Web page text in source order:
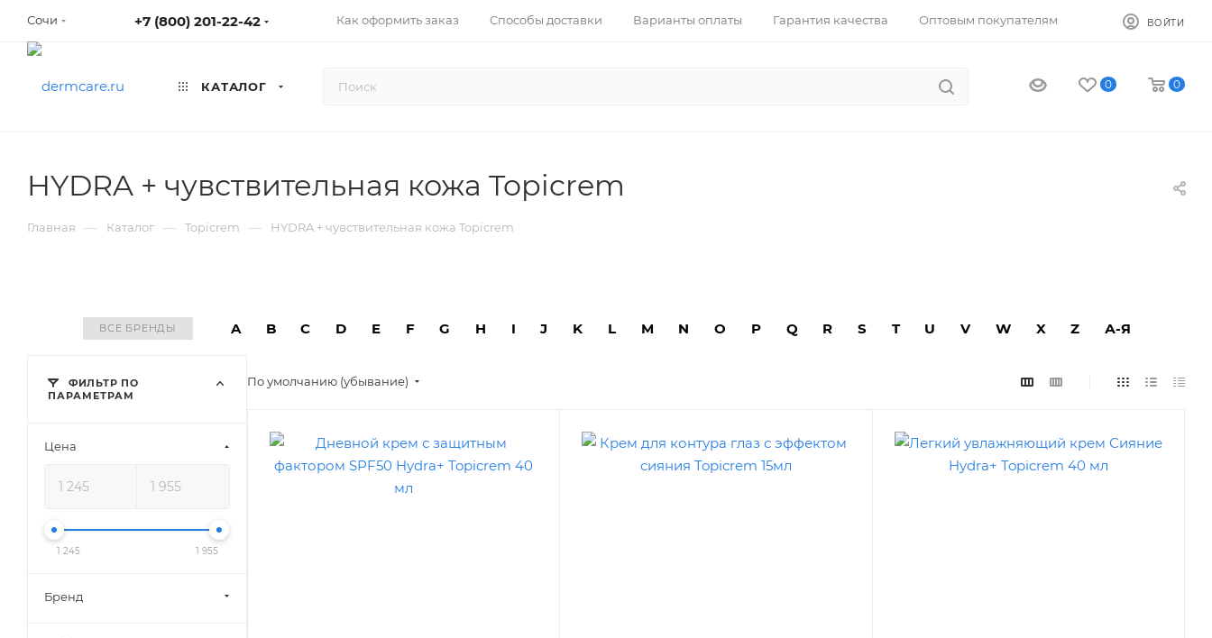
Сочи +7 (800) 201-22-42 Как оформить заказ Способы доставки Варианты оплаты Гарантия качества Оптовым покупателям ВОЙТИ
КАТАЛОГ 0 0
HYDRA + чувствительная кожа Topicrem
Главная — Каталог — Topicrem — HYDRA + чувствительная кожа Topicrem
ВСЕ БРЕНДЫ A B C D E F G H I J K L M N O P Q R S T U V W X Z А-Я
По умолчанию (убывание)
ФИЛЬТР ПО
ПАРАМЕТРАМ
Цена
1 245 1 955
Бренд